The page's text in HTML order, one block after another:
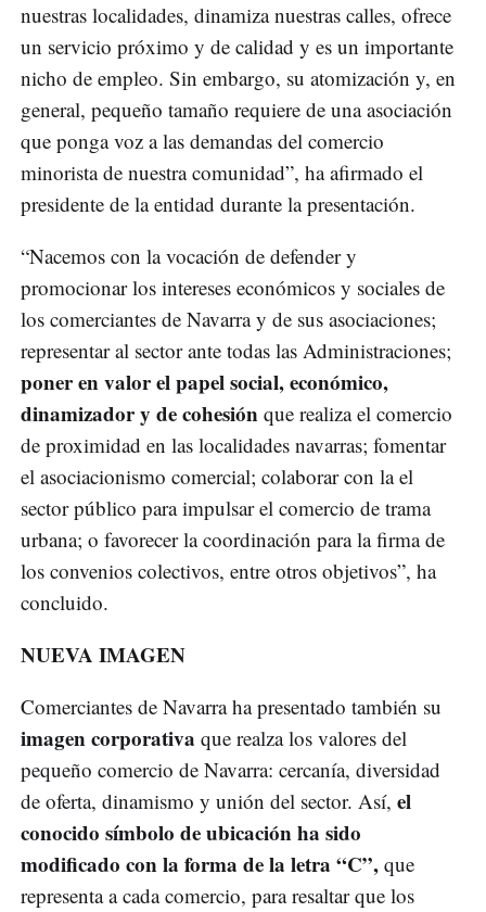
nuestras localidades, dinamiza nuestras calles, ofrece
un servicio próximo y de calidad y es un importante
nicho de empleo. Sin embargo, su atomización y, en
general, pequeño tamaño requiere de una asociación
que ponga voz a las demandas del comercio
minorista de nuestra comunidad”, ha afirmado el
presidente de la entidad durante la presentación.
“Nacemos con la vocación de defender y
promocionar los intereses económicos y sociales de
los comerciantes de Navarra y de sus asociaciones;
representar al sector ante todas las Administraciones;
poner en valor el papel social, económico,
dinamizador y de cohesión que realiza el comercio
de proximidad en las localidades navarras; fomentar
el asociacionismo comercial; colaborar con la el
sector público para impulsar el comercio de trama
urbana; o favorecer la coordinación para la firma de
los convenios colectivos, entre otros objetivos”, ha
concluido.
NUEVA IMAGEN
Comerciantes de Navarra ha presentado también su
imagen corporativa que realza los valores del
pequeño comercio de Navarra: cercanía, diversidad
de oferta, dinamismo y unión del sector. Así, el
conocido símbolo de ubicación ha sido
modificado con la forma de la letra “C”, que
representa a cada comercio, para resaltar que los